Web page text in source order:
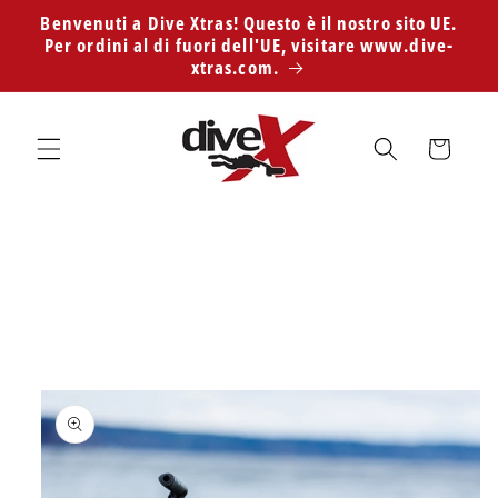
direttamente
ai contenuti
Benvenuti a Dive Xtras! Questo è il nostro sito UE.
Per ordini al di fuori dell'UE, visitare www.dive-
xtras.com.
Carrello